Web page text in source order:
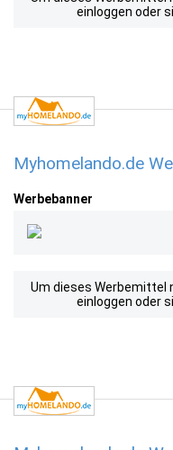
einloggen oder
Myhomelando.de
Werbebanner
Um dieses Werbemittel
einloggen oder